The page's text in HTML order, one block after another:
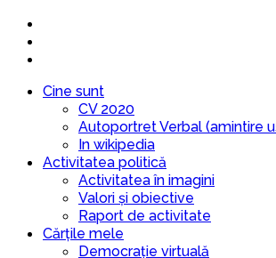
Cine sunt
CV 2020
Autoportret Verbal (amintire
In wikipedia
Activitatea politică
Activitatea în imagini
Valori și obiective
Raport de activitate
Cărțile mele
Democrație virtuală